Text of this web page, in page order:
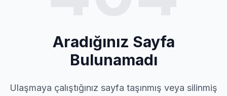
Aradığınız Sayfa
Bulunamadı
Ulaşmaya çalıştığınız sayfa taşınmış veya silinmiş